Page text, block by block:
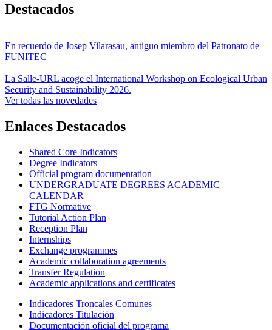
Destacados
En recuerdo de Josep Vilarasau, antiguo miembro del Patronato de
FUNITEC
La Salle-URL acoge el International Workshop on Ecological Urban
Security and Sustainability 2026.
Ver todas las novedades
Enlaces Destacados
Shared Core Indicators
Degree Indicators
Official program documentation
UNDERGRADUATE DEGREES ACADEMIC
CALENDAR
FTG Normative
Tutorial Action Plan
Reception Plan
Internships
Exchange programmes
Academic collaboration agreements
Transfer Regulation
Academic applications and certificates
Indicadores Troncales Comunes
Indicadores Titulación
Documentación oficial del programa